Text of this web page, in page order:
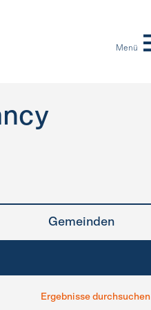
Menü
Gemeinden
Ergebnisse durchsuchen